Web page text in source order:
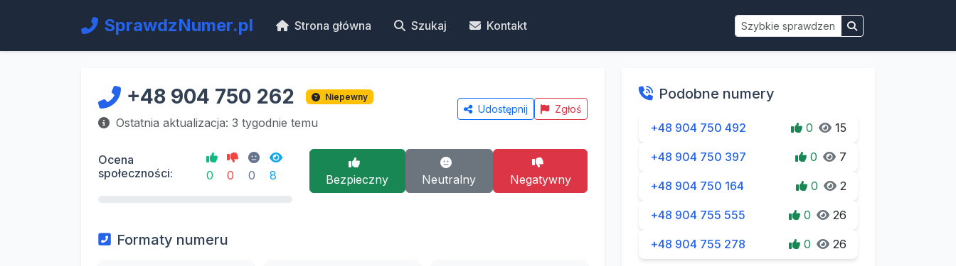
SprawdzNumer.pl Strona główna Szukaj Kontakt
+48 904 750 262 Niepewny
Ostatnia aktualizacja: 3 tygodnie temu
Udostępnij Zgłoś
Ocena
społeczności:
0 0 0 8 Bezpieczny Neutralny Negatywny
Formaty numeru
Podobne numery
+48 904 750 492 0 15
+48 904 750 397 0 7
+48 904 750 164 0 2
+48 904 755 555 0 26
+48 904 755 278 0 26